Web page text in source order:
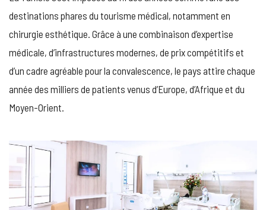
:
NOTRE
SÉLECTION
destinations phares du tourisme médical, notamment en
chirurgie esthétique. Grâce à une combinaison d’expertise
médicale, d’infrastructures modernes, de prix compétitifs et
d’un cadre agréable pour la convalescence, le pays attire chaque
année des milliers de patients venus d’Europe, d’Afrique et du
Moyen-Orient.